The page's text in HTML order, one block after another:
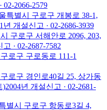
· 02-2066-2579
특별시 구로구 개봉로 38-1,
년 개설신고 · 02-2686-3939
구로구 서해안로 2096, 203,
고 · 02-2687-7582
로구 구로동로 111-1
로구 경인로40길 25, 상가동
)2004년 개설신고 · 02-2681-
별시 구로구 항동로3길 4,